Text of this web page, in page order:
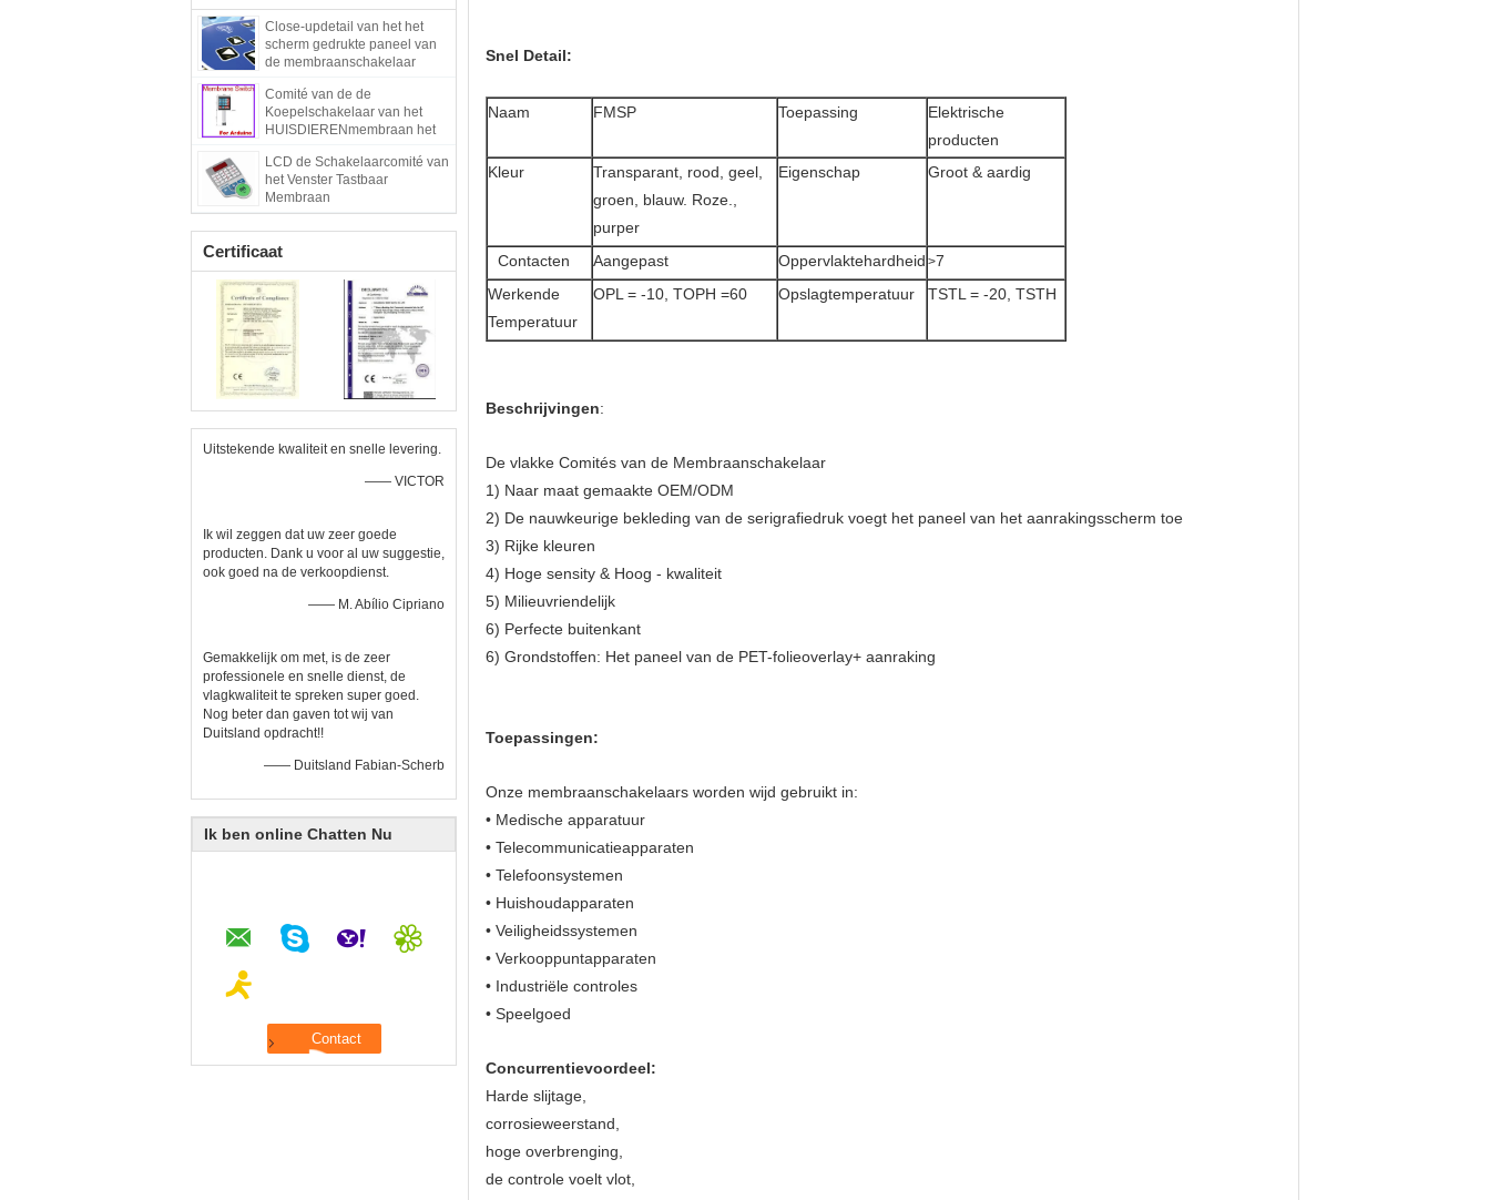
Close-updetail van het het
scherm gedrukte paneel van
de membraanschakelaar
Comité van de de
Koepelschakelaar van het
HUISDIERENmembraan het
LCD de Schakelaarcomité van
het Venster Tastbaar
Membraan
Certificaat
Uitstekende kwaliteit en snelle levering.
—— VICTOR
Ik wil zeggen dat uw zeer goede
producten. Dank u voor al uw suggestie,
ook goed na de verkoopdienst.
—— M. Abílio Cipriano
Gemakkelijk om met, is de zeer
professionele en snelle dienst, de
vlagkwaliteit te spreken super goed.
Nog beter dan gaven tot wij van
Duitsland opdracht!!
—— Duitsland Fabian-Scherb
Ik ben online Chatten Nu
Snel Detail:
Naam FMSP Toepassing
Elektrische
producten
Kleur
Transparant, rood, geel,
groen, blauw. Roze.,
purper
Eigenschap Groot & aardig
Contacten Aangepast Oppervlaktehardheid >7
Werkende
Temperatuur
OPL = -10, TOPH =60 Opslagtemperatuur TSTL = -20, TSTH
Beschrijvingen:
De vlakke Comités van de Membraanschakelaar
1) Naar maat gemaakte OEM/ODM
2) De nauwkeurige bekleding van de serigrafiedruk voegt het paneel van het aanrakingsscherm toe
3) Rijke kleuren
4) Hoge sensity & Hoog - kwaliteit
5) Milieuvriendelijk
6) Perfecte buitenkant
6) Grondstoffen: Het paneel van de PET-folieoverlay+ aanraking
Toepassingen:
Onze membraanschakelaars worden wijd gebruikt in:
• Medische apparatuur
• Telecommunicatieapparaten
• Telefoonsystemen
• Huishoudapparaten
• Veiligheidssystemen
• Verkooppuntapparaten
• Industriële controles
• Speelgoed
Concurrentievoordeel:
Harde slijtage,
corrosieweerstand,
hoge overbrenging,
de controle voelt vlot,